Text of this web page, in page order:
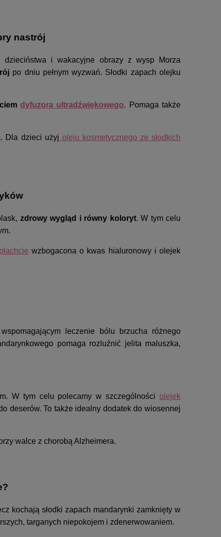
nastrój
dzieciństwa i wakacyjne obrazy z wysp Morza
po dniu pełnym wyzwań. Słodki zapach olejku
dyfuzora ultradźwiękowego. Pomaga także
. Dla dzieci użyj oleju kosmetycznego ze słodkich
zdrowy wygląd i równy koloryt. W tym celu
wzbogacona o kwas hialuronowy i olejek
leczenie bólu brzucha różnego
pomaga rozluźnić jelita maluszka,
W tym celu polecamy w szczególności olejek
deserów. To także idealny dodatek do wiosennej
walce z chorobą Alzheimera.
kochają słodki zapach mandarynki zamknięty w
targanych niepokojem i zdenerwowaniem.